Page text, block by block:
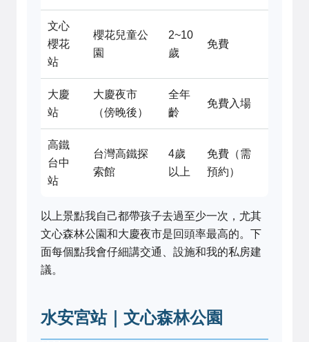
文心
櫻花
站
櫻花兒童公
園
2~10
歲
免費
大慶
站
大慶夜市
（傍晚後）
全年
齡
免費入場
高鐵
台中
站
台灣高鐵探
索館
4歲
以上
免費（需
預約）
以上景點我自己都帶孩子去過至少一次，尤其
文心森林公園和大慶夜市是回頭率最高的。下
面每個點我會仔細講交通、設施和我的私房建
議。
水安宮站｜文心森林公園